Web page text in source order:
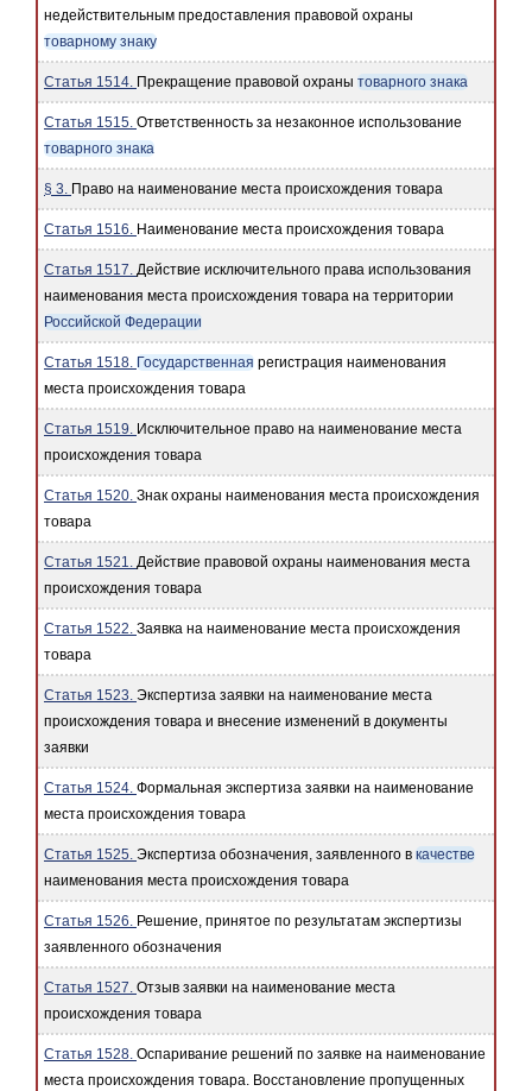
недействительным предоставления правовой охраны
товарному знаку
Статья 1514. Прекращение правовой охраны товарного знака
Статья 1515. Ответственность за незаконное использование
товарного знака
§ 3. Право на наименование места происхождения товара
Статья 1516. Наименование места происхождения товара
Статья 1517. Действие исключительного права использования
наименования места происхождения товара на территории
Российской Федерации
Статья 1518. Государственная регистрация наименования
места происхождения товара
Статья 1519. Исключительное право на наименование места
происхождения товара
Статья 1520. Знак охраны наименования места происхождения
товара
Статья 1521. Действие правовой охраны наименования места
происхождения товара
Статья 1522. Заявка на наименование места происхождения
товара
Статья 1523. Экспертиза заявки на наименование места
происхождения товара и внесение изменений в документы
заявки
Статья 1524. Формальная экспертиза заявки на наименование
места происхождения товара
Статья 1525. Экспертиза обозначения, заявленного в качестве
наименования места происхождения товара
Статья 1526. Решение, принятое по результатам экспертизы
заявленного обозначения
Статья 1527. Отзыв заявки на наименование места
происхождения товара
Статья 1528. Оспаривание решений по заявке на наименование
места происхождения товара. Восстановление пропущенных